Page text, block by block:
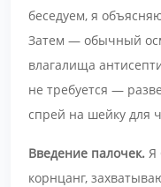
беседуем, я
Затем — обычный
влагалища
не требуется —
спрей на шейку для
Введение палочек. Я
корнцанг,